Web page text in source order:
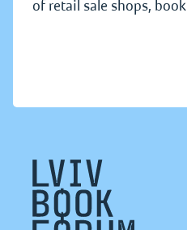
of retail sale shops,